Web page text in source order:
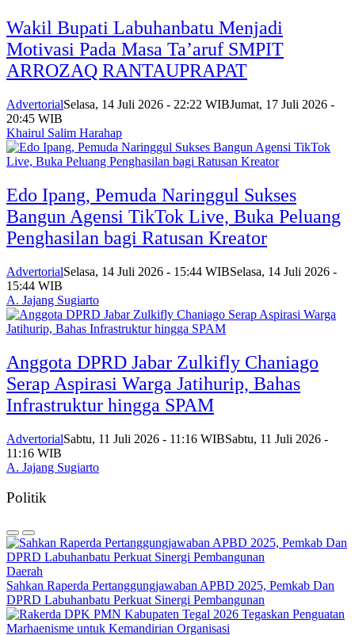
Wakil Bupati Labuhanbatu Menjadi
Motivasi Pada Masa Ta’aruf SMPIT
ARROZAQ RANTAUPRAPAT
AdvertorialSelasa, 14 Juli 2026 - 22:22 WIBJumat, 17 Juli 2026 -
20:45 WIB
Khairul Salim Harahap
Edo Ipang, Pemuda Naringgul Sukses
Bangun Agensi TikTok Live, Buka Peluang
Penghasilan bagi Ratusan Kreator
AdvertorialSelasa, 14 Juli 2026 - 15:44 WIBSelasa, 14 Juli 2026 -
15:44 WIB
A. Jajang Sugiarto
Anggota DPRD Jabar Zulkifly Chaniago
Serap Aspirasi Warga Jatihurip, Bahas
Infrastruktur hingga SPAM
AdvertorialSabtu, 11 Juli 2026 - 11:16 WIBSabtu, 11 Juli 2026 -
11:16 WIB
A. Jajang Sugiarto
Politik
Daerah
Sahkan Raperda Pertanggungjawaban APBD 2025, Pemkab Dan
DPRD Labuhanbatu Perkuat Sinergi Pembangunan